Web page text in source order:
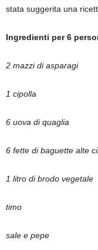
stata suggerita una
Ingredienti per 6
2 mazzi di asparagi
1 cipolla
6 uova di quaglia
6 fette di baguette alte
1 litro di brodo vegetale
timo
sale e pepe